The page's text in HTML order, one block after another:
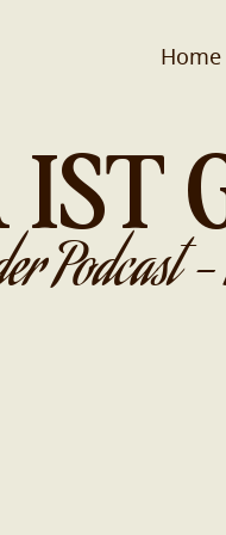
Home
IST
Podcast